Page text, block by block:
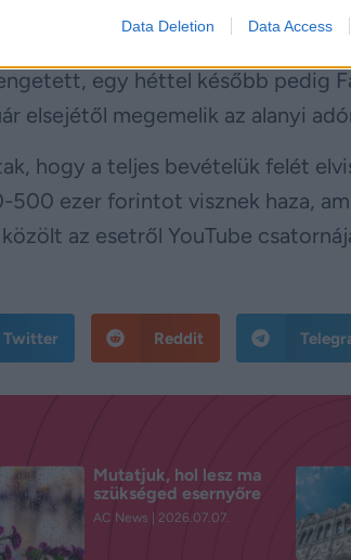
Data Deletion Data Access
száz taxis tüntetett a Hősök terén
amit a tüntetés előtti
egy héttel később pedig
elsejétől megemelik az alanyi
hogy a teljes bevételük felét
500 ezer forintot visznek haza,
az esetről YouTube
Twitter Reddit
Mutatjuk, hol lesz ma
szükséged esernyőre
AC News 2026.07.07.